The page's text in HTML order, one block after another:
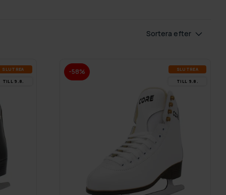
Sortera efter
SLUT­REA
TILL 9.8.
-58% SLUT­REA
TILL 9.8.